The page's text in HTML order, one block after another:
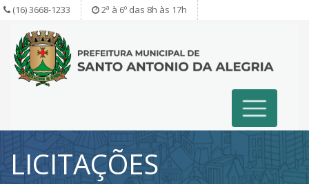
(16) 3668-1233 2ª à 6º das 8h às 17h
LICITAÇÕES